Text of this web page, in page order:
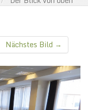
Nächstes Bild →